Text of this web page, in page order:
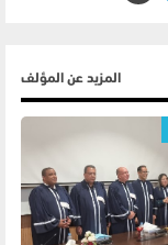
المزيد عن المؤلف